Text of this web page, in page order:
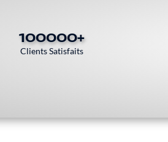
100000+
Clients Satisfaits